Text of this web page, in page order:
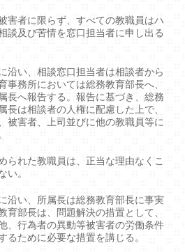
害者に限らず、すべての教職員はハ
談及び苦情を窓口担当者に申し出る
沿い、相談窓口担当者は相談者から
事務所においては総務教育部長へ、
長へ報告する。報告に基づき、総務
長は相談者の人権に配慮した上で、
被害者、上司並びに他の教職員等に
れた教職員は、正当な理由なくこ
い。
沿い、所属長は総務教育部長に事実
育部長は、問題解決の措置として、
、行為者の異動等被害者の労働条件
るために必要な措置を講じる。